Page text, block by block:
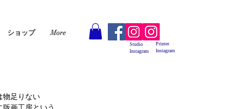
ショップ More
Studio
Instagram
Printer
Instagram
物足りない